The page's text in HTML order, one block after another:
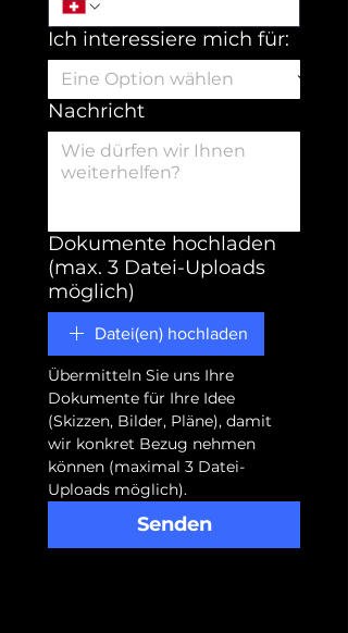
Ich interessiere mich für:
Nachricht
Dokumente hochladen
(max. 3 Datei-Uploads
möglich)
Datei(en) hochladen
Übermitteln Sie uns Ihre
Dokumente für Ihre Idee
(Skizzen, Bilder, Pläne), damit
wir konkret Bezug nehmen
können (maximal 3 Datei-
Uploads möglich).
Senden